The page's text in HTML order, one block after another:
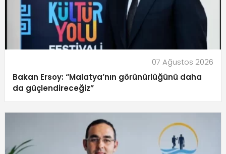
07 Ağustos 2026
Bakan Ersoy: “Malatya’nın görünürlüğünü daha
da güçlendireceğiz”